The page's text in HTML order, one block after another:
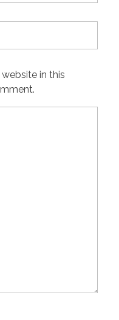
in this